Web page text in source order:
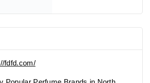
џентлмен – најдобрите
во 2025